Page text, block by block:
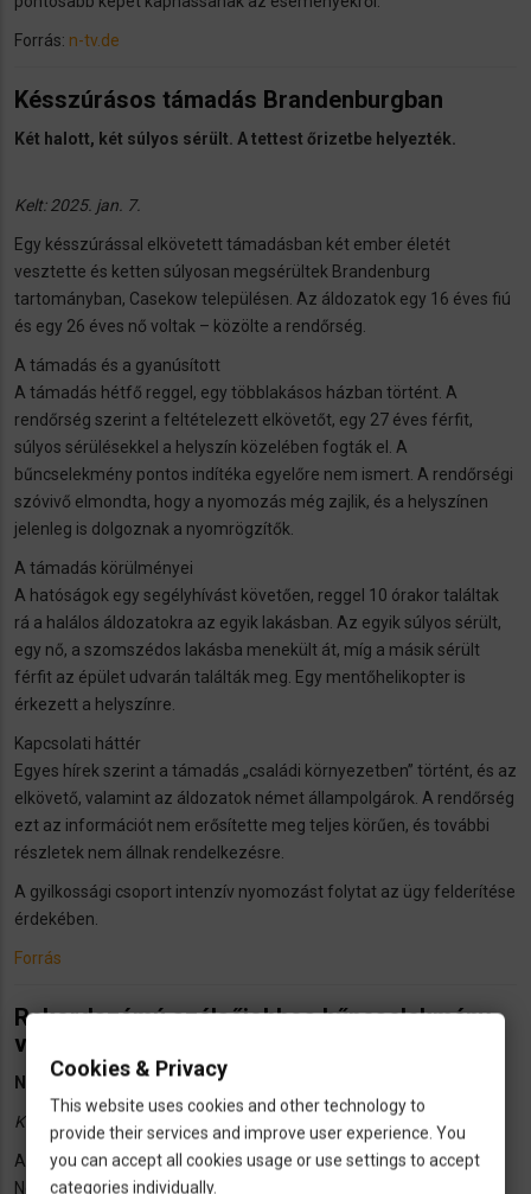
Forrás: n-tv.de
Késszúrásos támadás Brandenburgban
Két halott, két súlyos sérült. A tettest őrizetbe helyezték.
Kelt: 2025. jan. 7.
Egy késszúrással elkövetett támadásban két ember életét
vesztette és ketten súlyosan megsérültek Brandenburg
tartományban, Casekow településen. Az áldozatok egy 16 éves fiú
és egy 26 éves nő voltak – közölte a rendőrség.
A támadás és a gyanúsított
A támadás hétfő reggel, egy többlakásos házban történt. A
rendőrség szerint a feltételezett elkövetőt, egy 27 éves férfit,
súlyos sérülésekkel a helyszín közelében fogták el. A
bűncselekmény pontos indítéka egyelőre nem ismert. A rendőrségi
szóvivő elmondta, hogy a nyomozás még zajlik, és a helyszínen
jelenleg is dolgoznak a nyomrögzítők.
A támadás körülményei
A hatóságok egy segélyhívást követően, reggel 10 órakor találtak
rá a halálos áldozatokra az egyik lakásban. Az egyik súlyos sérült,
egy nő, a szomszédos lakásba menekült át, míg a másik sérült
férfit az épület udvarán találták meg. Egy mentőhelikopter is
érkezett a helyszínre.
Kapcsolati háttér
Egyes hírek szerint a támadás „családi környezetben” történt, és az
elkövető, valamint az áldozatok német állampolgárok. A rendőrség
ezt az információt nem erősítette meg teljes körűen, és további
részletek nem állnak rendelkezésre.
A gyilkossági csoport intenzív nyomozást folytat az ügy felderítése
érdekében.
Forrás
Rekordszámú szélsőjobbos bűncselekmény
volt Németországban tavaly
Nőtt a fiatal elkövetők aránya
Kelt: 2025. jan.7.
A jobboldali szélsőséges bűncselekmények száma
Németországban tavaly új csúcsot ért el. November végéig a
Cookies & Privacy
This website uses cookies and other technology to
provide their services and improve user experience. You
you can accept all cookies usage or use settings to accept
categories individually.